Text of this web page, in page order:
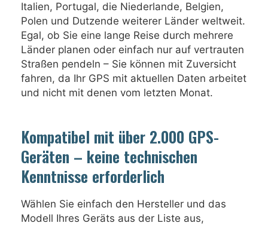
Italien, Portugal, die Niederlande, Belgien,
Polen und Dutzende weiterer Länder weltweit.
Egal, ob Sie eine lange Reise durch mehrere
Länder planen oder einfach nur auf vertrauten
Straßen pendeln – Sie können mit Zuversicht
fahren, da Ihr GPS mit aktuellen Daten arbeitet
und nicht mit denen vom letzten Monat.
Kompatibel mit über 2.000 GPS-
Geräten – keine technischen
Kenntnisse erforderlich
Wählen Sie einfach den Hersteller und das
Modell Ihres Geräts aus der Liste aus,